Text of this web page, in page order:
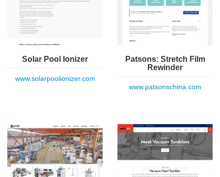
Solar Pool Ionizer
www.solarpoolionizer.com
Patsons: Stretch Film
Rewinder
www.patsonschina.com